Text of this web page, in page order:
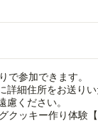
で参加できます。
詳細住所をお送り
慮ください。
クッキー作り体験